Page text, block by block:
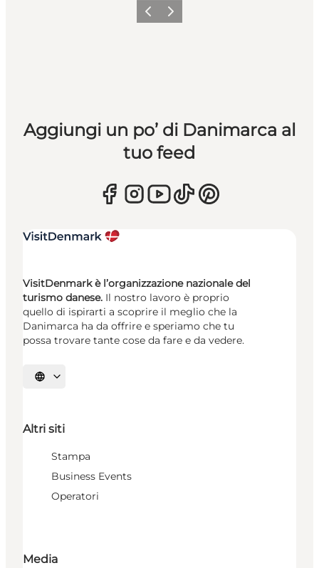
Precedente
Avanti
Aggiungi un po’ di Danimarca al
tuo feed
VisitDenmark è l’organizzazione nazionale del
turismo danese. Il nostro lavoro è proprio
quello di ispirarti a scoprire il meglio che la
Danimarca ha da offrire e speriamo che tu
possa trovare tante cose da fare e da vedere.
Seleziona la lingua
Altri siti
Stampa
Business Events
Operatori
Media